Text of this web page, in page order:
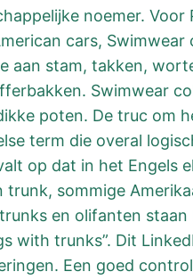
noemer. Voor
cars, Swimwear
aan stam, takken,
Swimwear
poten. De truc om
term die overal
op dat in het Engels
trunk, sommige
en olifanten staan
with trunks”. Dit
Een goed